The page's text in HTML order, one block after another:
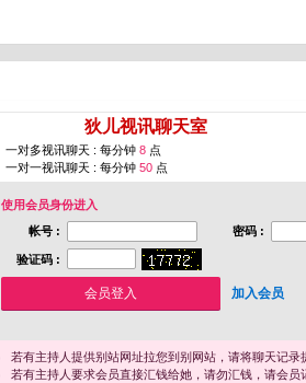
狄儿视讯聊天室
一对多视讯聊天 : 每分钟 8 点
一对一视讯聊天 : 每分钟 50 点
使用会员身份进入
帐号 :
密码 :
验证码 :
加入会员
若有主持人提供别站网址拉您到别网站，请将聊天记录
若有主持人要求会员直接汇钱给她，请勿汇钱，请会